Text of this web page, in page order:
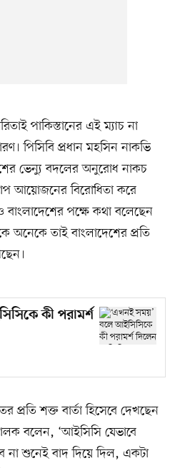
পাকিস্তানের এই ম্যাচ না
পিসিবি প্রধান মহসিন নাকভি
ভেন্যু বদলের অনুরোধ নাকচ
আয়োজনের বিরোধিতা করে
পক্ষে কথা বলেছেন
অনেকে তাই বাংলাদেশের প্রতি
কী পরামর্শ
প্রতি শক্ত বার্তা হিসেবে দেখছেন
বলেন, ‘আইসিসি যেভাবে
না শুনেই বাদ দিয়ে দিল, একটা